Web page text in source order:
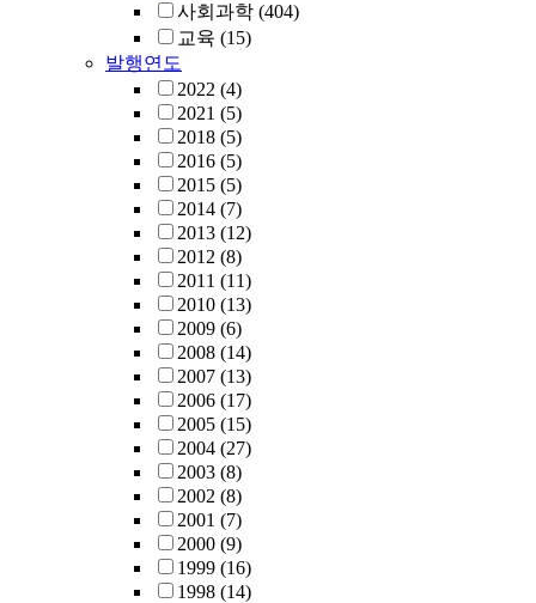
사회과학 (404)
교육 (15)
발행연도
2022 (4)
2021 (5)
2018 (5)
2016 (5)
2015 (5)
2014 (7)
2013 (12)
2012 (8)
2011 (11)
2010 (13)
2009 (6)
2008 (14)
2007 (13)
2006 (17)
2005 (15)
2004 (27)
2003 (8)
2002 (8)
2001 (7)
2000 (9)
1999 (16)
1998 (14)